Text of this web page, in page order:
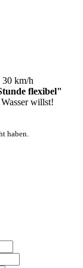
km/h
flexibel"
willst!
haben.